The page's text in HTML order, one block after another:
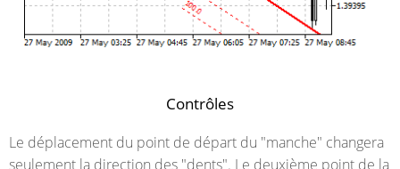
Contrôles
Le déplacement du point de départ du "manche" changera
seulement la direction des "dents". Le deuxième point de la